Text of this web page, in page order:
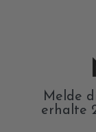
Melde
erhalte